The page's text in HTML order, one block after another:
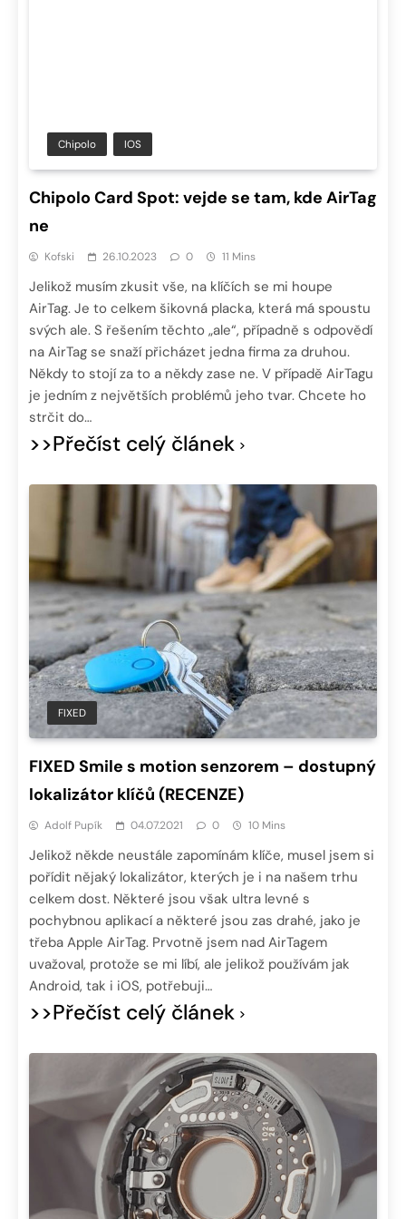
Chipolo IOS
Chipolo Card Spot: vejde se tam, kde AirTag
ne
Kofski 26.10.2023 0 11 Mins
Jelikož musím zkusit vše, na klíčích se mi houpe
AirTag. Je to celkem šikovná placka, která má spoustu
svých ale. S řešením těchto „ale“, případně s odpovědí
na AirTag se snaží přicházet jedna firma za druhou.
Někdy to stojí za to a někdy zase ne. V případě AirTagu
je jedním z největších problémů jeho tvar. Chcete ho
strčit do…
>>Přečíst celý článek
FIXED
FIXED Smile s motion senzorem – dostupný
lokalizátor klíčů (RECENZE)
Adolf Pupík 04.07.2021 0 10 Mins
Jelikož někde neustále zapomínám klíče, musel jsem si
pořídit nějaký lokalizátor, kterých je i na našem trhu
celkem dost. Některé jsou však ultra levné s
pochybnou aplikací a některé jsou zas drahé, jako je
třeba Apple AirTag. Prvotně jsem nad AirTagem
uvažoval, protože se mi líbí, ale jelikož používám jak
Android, tak i iOS, potřebuji…
>>Přečíst celý článek